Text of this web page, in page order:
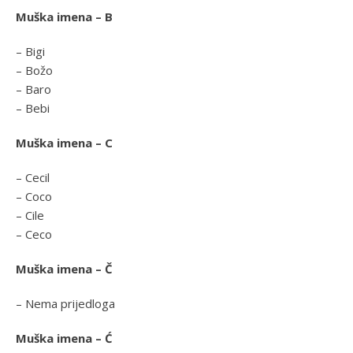
Muška imena – B
– Bigi
– Božo
– Baro
– Bebi
Muška imena – C
– Cecil
– Coco
– Cile
– Ceco
Muška imena – Č
– Nema prijedloga
Muška imena – Ć